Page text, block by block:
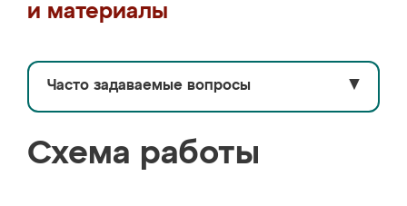
и материалы
Часто задаваемые вопросы ▼
Схема работы